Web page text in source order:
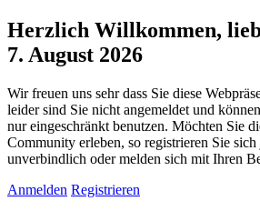
Herzlich Willkommen,
7. August 2026
Wir freuen uns sehr dass Sie diese
leider sind Sie nicht angemeldet und
nur eingeschränkt benutzen. Möchten Sie
Community erleben, so registrieren Sie
unverbindlich oder melden sich mit Ihren
Anmelden Registrieren